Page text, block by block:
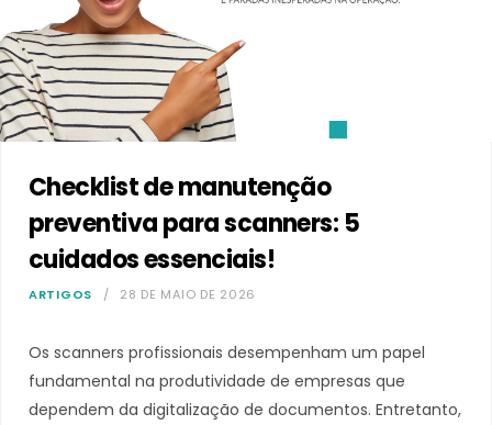
Checklist de manutenção
preventiva para scanners: 5
cuidados essenciais!
ARTIGOS 28 DE MAIO DE 2026
Os scanners profissionais desempenham um papel
fundamental na produtividade de empresas que
dependem da digitalização de documentos. Entretanto,